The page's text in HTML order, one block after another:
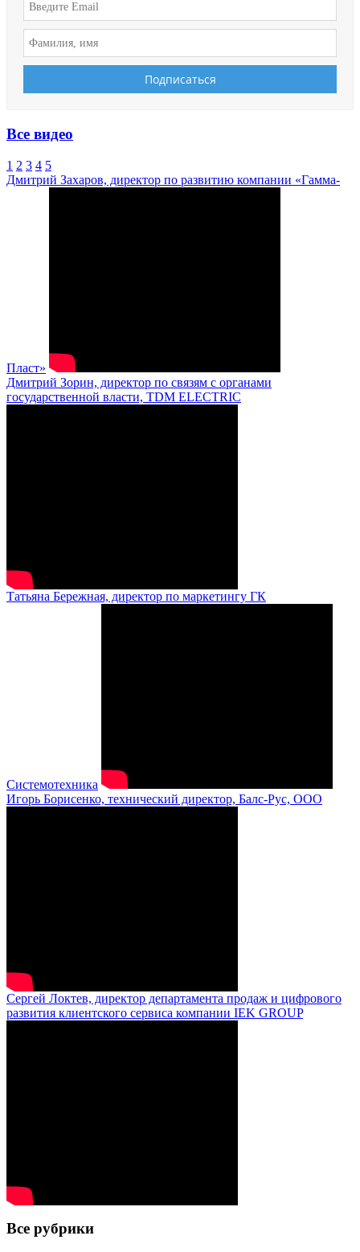
Все видео
1 2 3 4 5
Дмитрий Захаров, директор по развитию компании «Гамма-
Пласт»
Дмитрий Зорин, директор по связям с органами
государственной власти, TDM ELECTRIC
Татьяна Бережная, директор по маркетингу ГК
Системотехника
Игорь Борисенко, технический директор, Балс-Рус, ООО
Сергей Локтев, директор департамента продаж и цифрового
развития клиентского сервиса компании IEK GROUP
Все рубрики